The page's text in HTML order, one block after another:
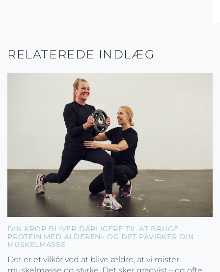
RELATEREDE INDLÆG
DIN KROP BLIVER DÅRLIGERE TIL AT BRUGE
PROTEIN MED ALDEREN– OG DET PÅVIRKER DIN
MUSKELMASSE
Det er et vilkår ved at blive ældre, at vi mister